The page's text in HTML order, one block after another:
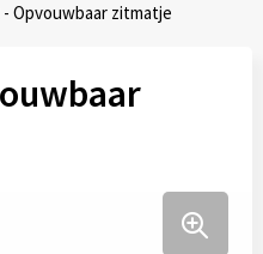
- Opvouwbaar zitmatje